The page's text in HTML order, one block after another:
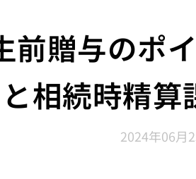
前贈与のポ
と相続時精算
2024年06月